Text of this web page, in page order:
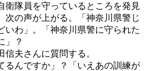
隊員を守っているところを発見
次の声が上がる。「神奈川県警じ
いわ」。「神奈川県警に守られた
」？
夫さんに質問する。
んですか」？「いえあの訓練が